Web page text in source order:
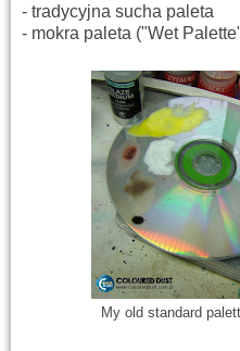
- tradycyjna sucha paleta
- mokra paleta ("Wet
My old standard